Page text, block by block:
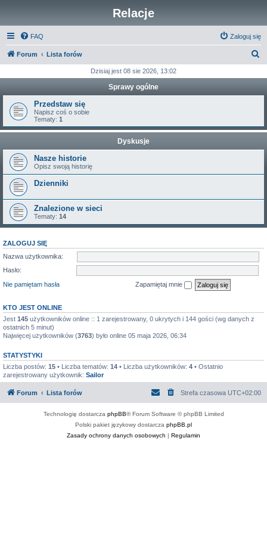
Relacje
FAQ Zaloguj się
Forum Lista forów
k
j
Dzisiaj jest 08 sie 2026, 13:02
Sprawy ogólne
Przedstaw się
Napisz coś o sobie
Tematy: 1
Dyskusje
Nasze historie
Opisz swoją historię
Dzienniki
Znalezione w sieci
Tematy: 14
ZALOGUJ SIĘ
Nazwa użytkownika:
Hasło:
Nie pamiętam hasła
Zapamiętaj mnie
KTO JEST ONLINE
Jest 145 użytkowników online :: 1 zarejestrowany, 0 ukrytych i 144 gości (wg danych z
ostatnich 5 minut)
Najwięcej użytkowników (3763) było online 05 maja 2026, 06:34
STATYSTYKI
Liczba postów: 15 • Liczba tematów: 14 • Liczba użytkowników: 4 • Ostatnio
zarejestrowany użytkownik: Sailor
Forum Lista forów Strefa czasowa UTC+02:00
Technologię dostarcza phpBB® Forum Software © phpBB Limited
Polski pakiet językowy dostarcza phpBB.pl
Zasady ochrony danych osobowych | Regulamin